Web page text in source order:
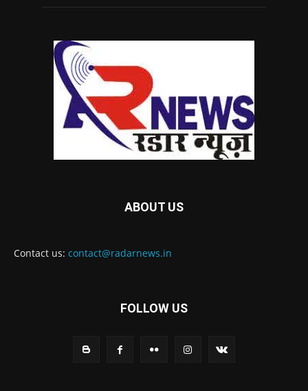
ABOUT US
Contact us: contact@radarnews.in
FOLLOW US